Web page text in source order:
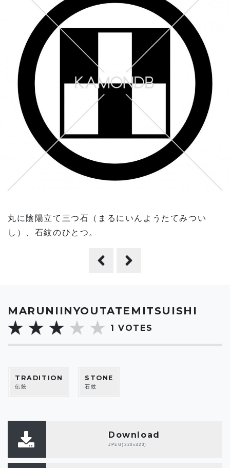
MARUNIINYOUTATEMITSUISHI
1 VOTES
TRADITION
伝統
STONE
石紋
Download
JPEG(320x320)
丸に陰陽立て三つ石（まるにいんようたてみつい
し）、石紋のひとつ。